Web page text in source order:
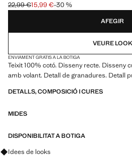
Preu inicial ratllat [22,99 € ]
22,99 €
Preu actual [15,99 € ]
15,99 €-30 %
AFEGIR
VEURE LOOK
ENVIAMENT GRATIS A LA BOTIGA
Teixit 100% cotó. Disseny recte. Disseny
amb volant. Detall de granadures. Detall
DETALLS, COMPOSICIÓ I CURES
MIDES
DISPONIBILITAT A BOTIGA
Pregunta per looks, peces i tendències
Idees de looks